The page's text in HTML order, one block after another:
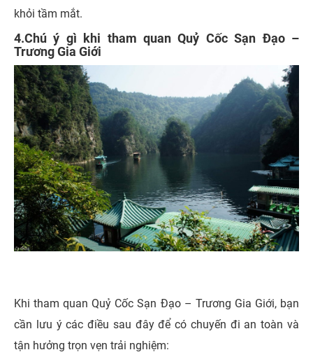
khỏi tầm mắt.
4.Chú ý gì khi tham quan Quỷ Cốc Sạn Đạo –
Trương Gia Giới
Khi tham quan Quỷ Cốc Sạn Đạo – Trương Gia Giới, bạn
cần lưu ý các điều sau đây để có chuyến đi an toàn và
tận hưởng trọn vẹn trải nghiệm: